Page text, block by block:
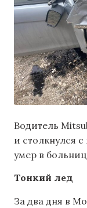
Водитель
и столкнулся
умер в
Тонкий лед
За два дня в